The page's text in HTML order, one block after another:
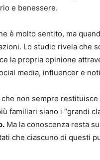
e benessere.
è molto sentito, ma
Lo studio rivela che
la propria opinione
media, influencer e
non sempre
familiari siano i “grandi
Ma la conoscenza resta
che ciascuno di questi